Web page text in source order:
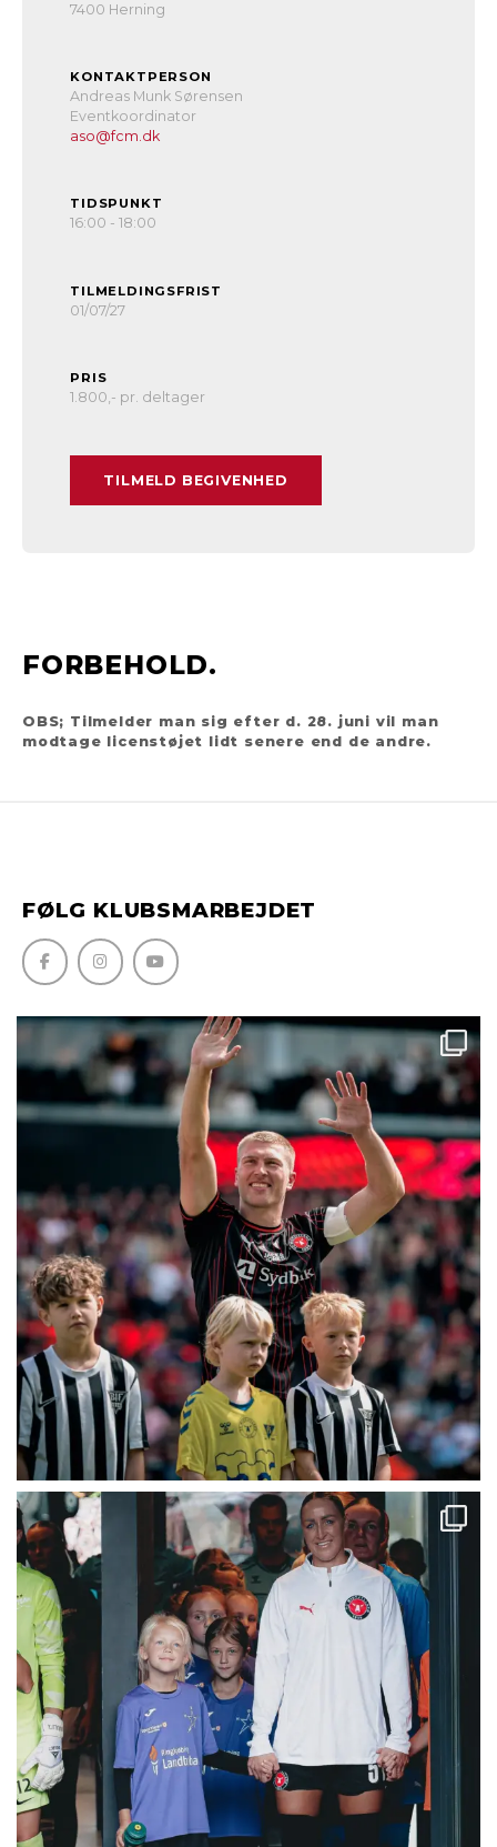
7400 Herning
KONTAKTPERSON
Andreas Munk Sørensen
Eventkoordinator
aso@fcm.dk
TIDSPUNKT
16:00 - 18:00
TILMELDINGSFRIST
01/07/27
PRIS
1.800 ,- pr. deltager
TILMELD BEGIVENHED
FORBEHOLD.
OBS; Tilmelder man sig efter d. 28. juni vil man
modtage licenstøjet lidt senere end de andre.
FØLG KLUBSMARBEJDET